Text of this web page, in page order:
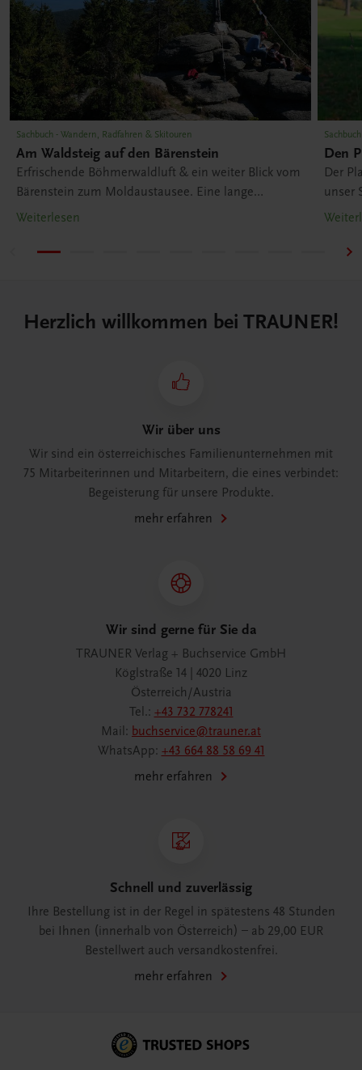
Sachbuch - Wandern, Radfahren & Skitouren
Am Waldsteig auf den Bärenstein
Erfrischende Böhmerwaldluft & ein weiter Blick vom
Bärenstein zum Moldaustausee. Eine lange
Wanderroute durch das Mühlviertel aus unserem
Weiterlesen
Den
Der
unser
Herzlich willkommen bei TRAUNER!
Wir über uns
Wir sind ein österreichisches Familienunternehmen mit
75 Mitarbeiterinnen und Mitarbeitern, die eines verbindet:
Begeisterung für unsere Produkte.
mehr erfahren
Wir sind gerne für Sie da
TRAUNER Verlag + Buchservice GmbH
Köglstraße 14 | 4020 Linz
Österreich/Austria
Tel.: +43 732 778241
Mail: buchservice@trauner.at
WhatsApp: +43 664 88 58 69 41
mehr erfahren
Schnell und zuverlässig
Ihre Bestellung ist in der Regel in spätestens 48 Stunden
bei Ihnen (innerhalb von Österreich) – ab 29,00 EUR
Bestellwert auch versandkostenfrei.
mehr erfahren